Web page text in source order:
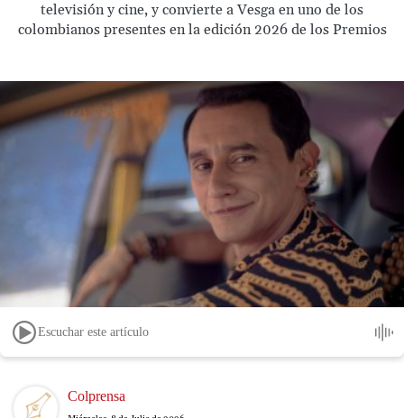
televisión y cine, y convierte a Vesga en uno de los
colombianos presentes en la edición 2026 de los Premios
Escuchar este artículo
Image Colprensa